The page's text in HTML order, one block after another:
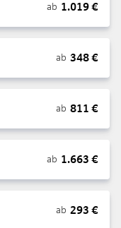
ab 1.019€
ab 348€
ab 811 €
ab 1.663 €
ab 293 €